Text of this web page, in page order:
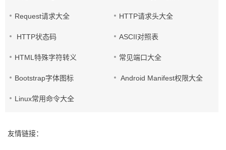
Request请求大全 HTTP请求头大全
HTTP状态码 ASCII对照表
HTML特殊字符转义 常见端口大全
Bootstrap字体图标 Android Manifest权限大全
Linux常用命令大全
友情链接：